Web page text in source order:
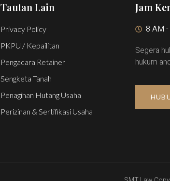
Tautan Lain
Privacy Policy
PKPU / Kepailitan
Pengacara Retainer
Sengketa Tanah
Penagihan Hutang Usaha
Perizinan & Sertifikasi Usaha
Jam
8 AM
Segera
hukum